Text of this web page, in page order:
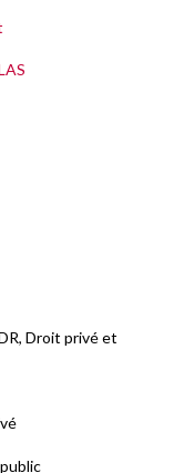
Droit privé et